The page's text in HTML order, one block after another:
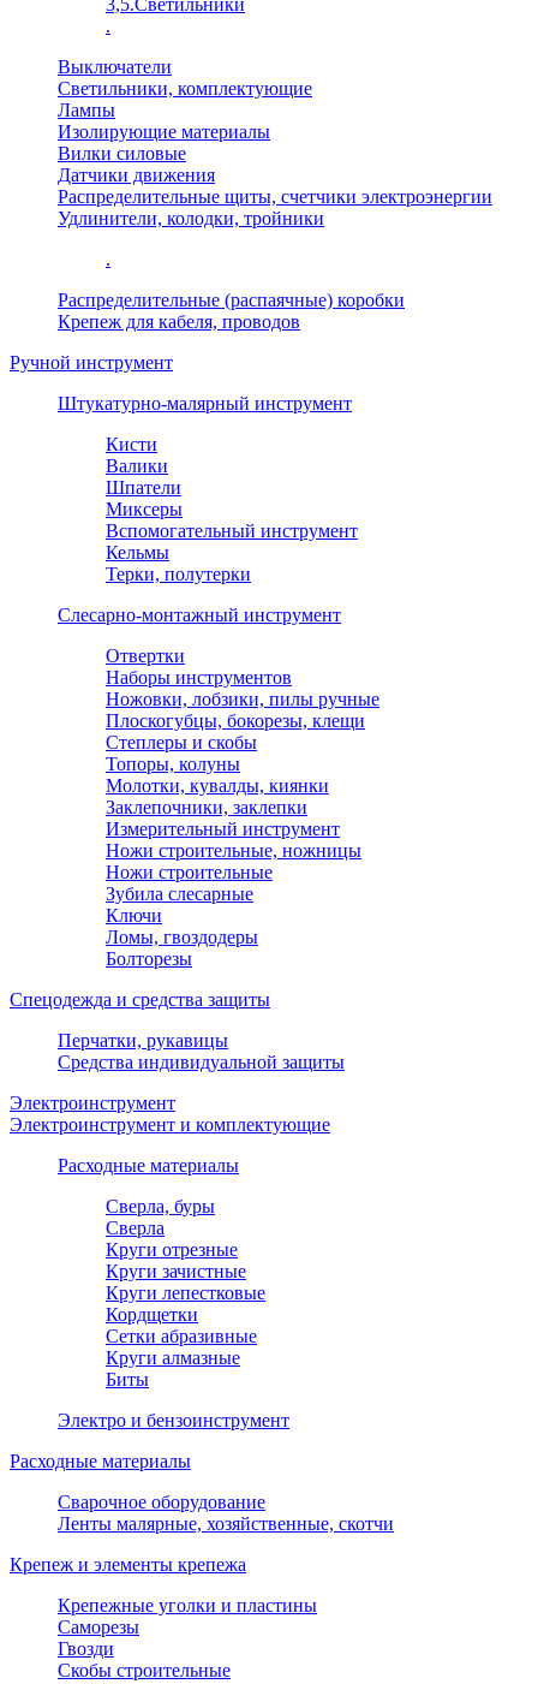
3,5.Светильники
.
Выключатели
Светильники, комплектующие
Лампы
Изолирующие материалы
Вилки силовые
Датчики движения
Распределительные щиты, счетчики электроэнергии
Удлинители, колодки, тройники
.
Распределительные (распаячные) коробки
Крепеж для кабеля, проводов
Ручной инструмент
Штукатурно-малярный инструмент
Кисти
Валики
Шпатели
Миксеры
Вспомогательный инструмент
Кельмы
Терки, полутерки
Слесарно-монтажный инструмент
Отвертки
Наборы инструментов
Ножовки, лобзики, пилы ручные
Плоскогубцы, бокорезы, клещи
Степлеры и скобы
Топоры, колуны
Молотки, кувалды, киянки
Заклепочники, заклепки
Измерительный инструмент
Ножи строительные, ножницы
Ножи строительные
Зубила слесарные
Ключи
Ломы, гвоздодеры
Болторезы
Спецодежда и средства защиты
Перчатки, рукавицы
Средства индивидуальной защиты
Электроинструмент
Электроинструмент и комплектующие
Расходные материалы
Сверла, буры
Сверла
Круги отрезные
Круги зачистные
Круги лепестковые
Кордщетки
Сетки абразивные
Круги алмазные
Биты
Электро и бензоинструмент
Расходные материалы
Сварочное оборудование
Ленты малярные, хозяйственные, скотчи
Крепеж и элементы крепежа
Крепежные уголки и пластины
Саморезы
Гвозди
Скобы строительные